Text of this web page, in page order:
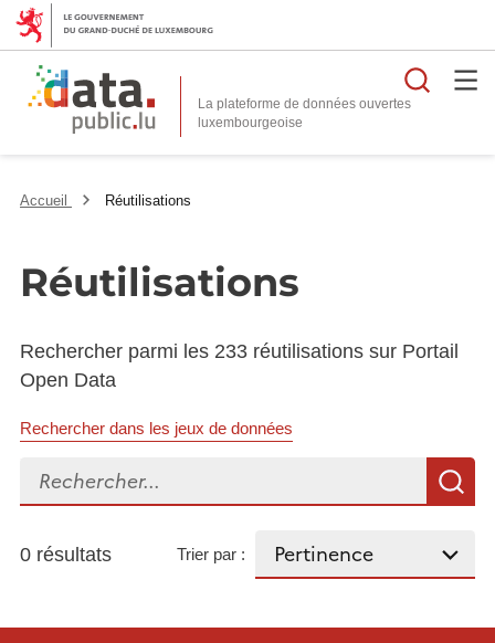
La plateforme de données ouvertes
Accueil Réutilisations
Réutilisations
Rechercher parmi les 233 réutilisations sur Portail
Open Data
Rechercher dans les jeux de données
Rechercher...
0 résultats Trier par :